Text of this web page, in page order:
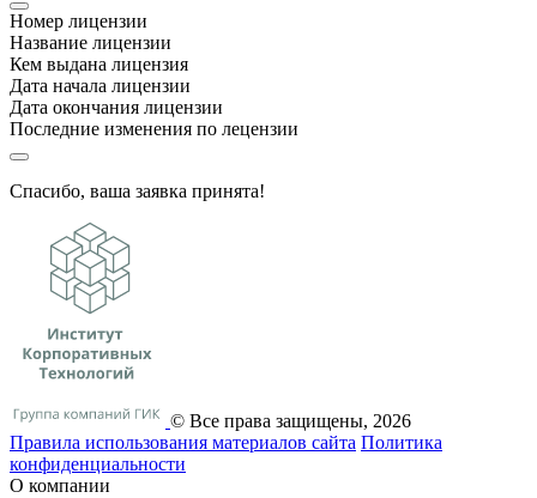
Номер лицензии
Название лицензии
Кем выдана лицензия
Дата начала лицензии
Дата окончания лицензии
Последние изменения по лецензии
Спасибо, ваша заявка принята!
© Все права защищены, 2026
Правила использования материалов сайта Политика
конфиденциальности
О компании